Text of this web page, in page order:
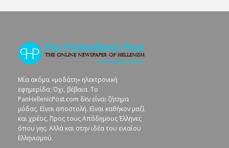
Μία ακόμα «μοδάτη» ηλεκτρονική
εφημερίδα; Όχι, βέβαια. To
PanHellenicPost.com δεν είναι ζήτημα
μόδας. Είναι αποστολή. Είναι καθήκον μαζί
και χρέος. Προς τους Απόδημους Έλληνες
όπου γης. Αλλά και στην ιδέα του ενιαίου
Ελληνισμού.